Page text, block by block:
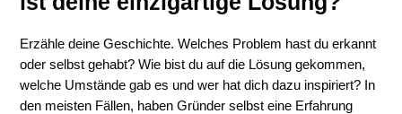
Erzähle deine Geschichte. Welches Problem hast du erkannt
oder selbst gehabt? Wie bist du auf die Lösung gekommen,
welche Umstände gab es und wer hat dich dazu inspiriert? In
den meisten Fällen, haben Gründer selbst eine Erfahrung